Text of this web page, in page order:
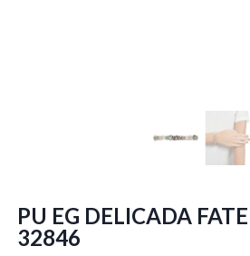
PU EG DELICADA
32846